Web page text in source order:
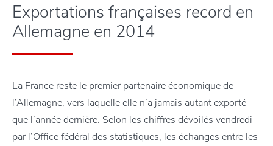
Exportations françaises record en
Allemagne en 2014
La France reste le premier partenaire économique de
l’Allemagne, vers laquelle elle n’a jamais autant exporté
que l’année dernière. Selon les chiffres dévoilés vendredi
par l’Office fédéral des statistiques, les échanges entre les